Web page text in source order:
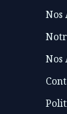
Nos
Nos